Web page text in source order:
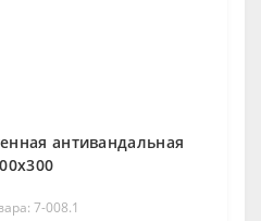
антивандальная
7-008.1